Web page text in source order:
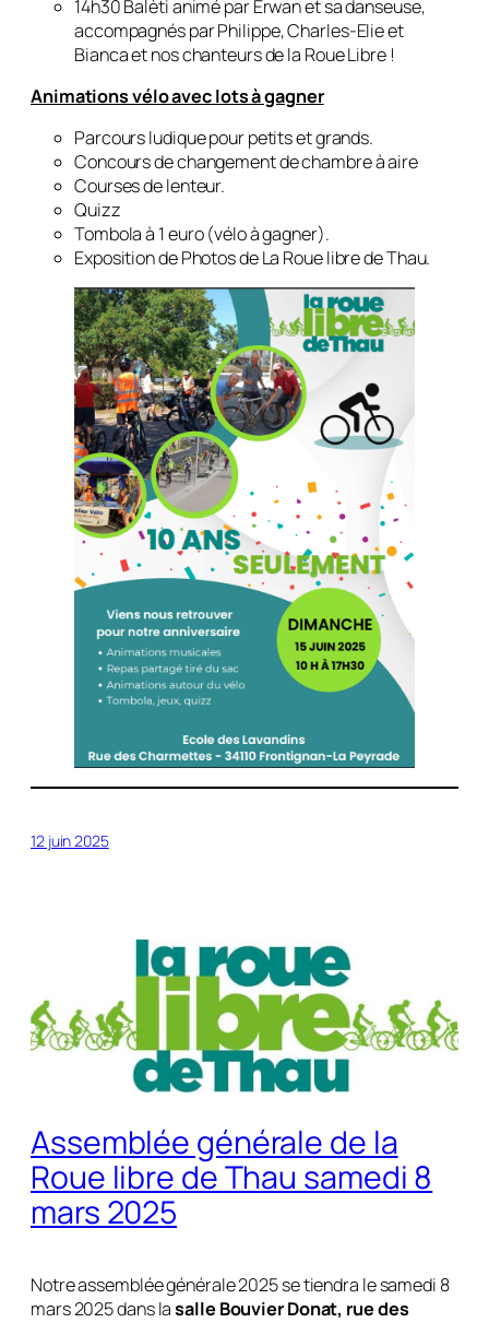
14h30 Balèti animé par Erwan et sa danseuse,
accompagnés par Philippe, Charles-Elie et
Bianca et nos chanteurs de la Roue Libre !
Animations vélo avec lots à gagner
Parcours ludique pour petits et grands.
Concours de changement de chambre à aire
Courses de lenteur.
Quizz
Tombola à 1 euro (vélo à gagner).
Exposition de Photos de La Roue libre de Thau.
12 juin 2025
Assemblée générale de la
Roue libre de Thau samedi 8
mars 2025
Notre assemblée générale 2025 se tiendra le samedi 8
mars 2025 dans lasalle Bouvier Donat, rue des